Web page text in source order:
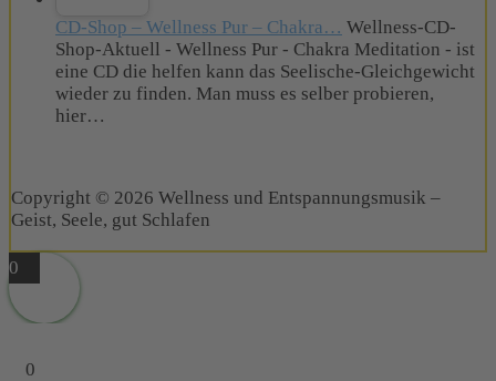
CD-Shop – Wellness Pur – Chakra… Wellness-CD-
Shop-Aktuell - Wellness Pur - Chakra Meditation - ist
eine CD die helfen kann das Seelische-Gleichgewicht
wieder zu finden. Man muss es selber probieren,
hier…
Copyright © 2026 Wellness und Entspannungsmusik –
Geist, Seele, gut Schlafen
0
0